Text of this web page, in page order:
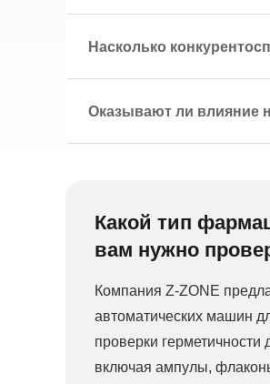
Насколько
Оказывают ли влияние
Какой тип
вам нужно
Компания Z-ZONE
автоматических машин
проверки
включая ампулы,